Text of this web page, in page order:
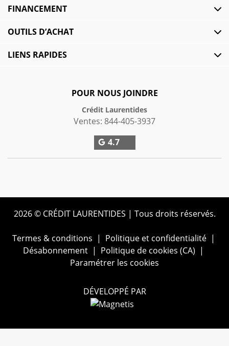
POUR NOUS JOINDRE
Crédit Laurentides
Ventes: 844-405-3937
4.7
FINANCEMENT
OUTILS D’ACHAT
LIENS RAPIDES
2026 © CRÉDIT LAURENTIDES | Tous droits réservés.
Termes & conditions | Politique et confidentialité|
Désabonnement | Politique de cookies (CA) |
Paramétrer les cookies
DÉVELOPPÉ PAR